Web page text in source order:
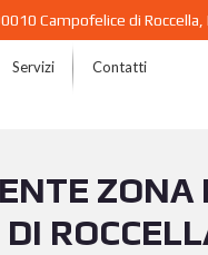
Campofelice di Roccella,
Servizi Contatti
ZONA